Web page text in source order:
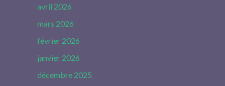
avril 2026
mars 2026
février 2026
janvier 2026
décembre 2025